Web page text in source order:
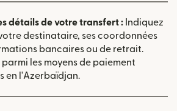
détails de votre transfert : Indiquez
destinataire, ses coordonnées
bancaires ou de retrait.
parmi les moyens de paiement
en l'Azerbaïdjan.